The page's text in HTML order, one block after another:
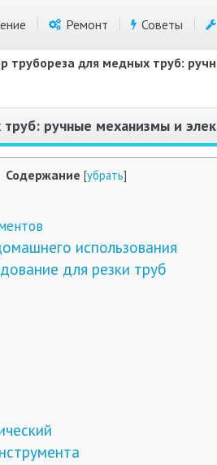
Ремонт Советы
трубореза для медных труб:
ручные механизмы и
Содержание [убрать]
использования
для резки труб